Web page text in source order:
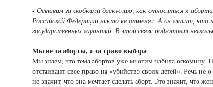
- Оставим за скобками дискуссию, как относиться к
Российской Федерации никто не отменял. А он гласит,
государственных гарантий. В этой связи подготовил
Мы не за аборты, а за право выбора
Мы знаем, что тема абортов уже многим набила оскомину.
отстаивают свое право на «убийство своих детей». Речь
не значит, что она мечтает сделать аборт. Это значит, что